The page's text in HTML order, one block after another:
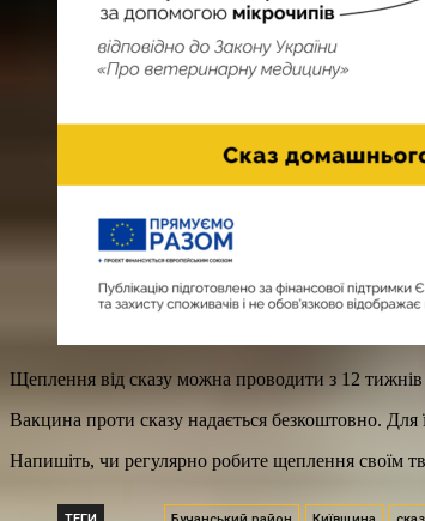
Щеплення від сказу можна проводити з 12 тижнів
Вакцина проти сказу надається безкоштовно. Для
Напишіть, чи регулярно робите щеплення своїм